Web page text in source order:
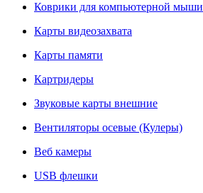
Коврики для компьютерной мыши
Карты видеозахвата
Карты памяти
Картридеры
Звуковые карты внешние
Вентиляторы осевые (Кулеры)
Веб камеры
USB флешки